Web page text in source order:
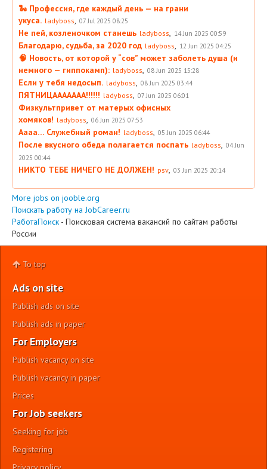
🐍 Профессия, где каждый день — на грани
укуса. ladyboss 07 Jul 2025 08:25
Не пей, козленочком станешь ladyboss 14 Jun 2025 00:59
Благодарю, судьба, за 2020 год ladyboss 12 Jun 2025 04:25
🧠 Новость, от которой у “сов” может заболеть душа (и
немного — гиппокамп): ladyboss 08 Jun 2025 15:28
Если у тебя недосып. ladyboss 08 Jun 2025 03:44
ПЯТНИЦААААААА!!!!!! ladyboss 07 Jun 2025 06:01
Физкультпривет от матерых офисных
хомяков! ladyboss 06 Jun 2025 07:53
Аааа… Служебный роман! ladyboss 05 Jun 2025 06:44
После вкусного обеда полагается поспать ladyboss
04 Jun
2025 00:44
НИКТО ТЕБЕ НИЧЕГО НЕ ДОЛЖЕН! psv 03 Jun 2025 20:14
More jobs on jooble.org
Поискать работу на JobCareer.ru
РаботаПоиск - Поисковая система вакансий по сайтам работы
России
To top
Ads on site
Publish ads on site
Publish ads in paper
For Employers
Publish vacancy on site
Publish vacancy in paper
Prices
For Job seekers
Seeking for job
Registering